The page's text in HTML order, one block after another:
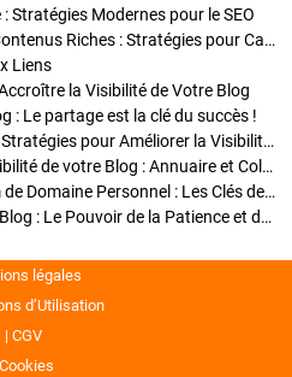
Stratégies Modernes pour le SEO
Enrichir Vos Articles avec des Contenus Riches : Stratégies pour Captiver et Optimiser
Liens
la Visibilité de Votre Blog
: Le partage est la clé du succès !
Optimisation SEO des Articles : Stratégies pour Améliorer la Visibilité de Votre Blog
Stratégies pour améliorer la visibilité de votre Blog : Annuaire et Collaborations
Pourquoi Investir dans un Nom de Domaine Personnel : Les Clés de la Réussite de Votre Blog
Comment Faire Émerger Votre Blog : Le Pouvoir de la Patience et de la Persévérance
légales
d’Utilisation
CGV
Cookies